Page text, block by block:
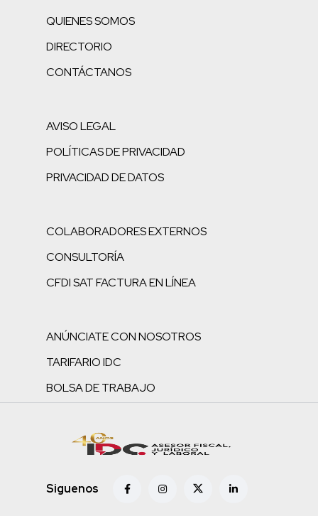
QUIENES SOMOS
DIRECTORIO
CONTÁCTANOS
AVISO LEGAL
POLÍTICAS DE PRIVACIDAD
PRIVACIDAD DE DATOS
COLABORADORES EXTERNOS
CONSULTORÍA
CFDI SAT FACTURA EN LÍNEA
ANÚNCIATE CON NOSOTROS
TARIFARIO IDC
BOLSA DE TRABAJO
Siguenos